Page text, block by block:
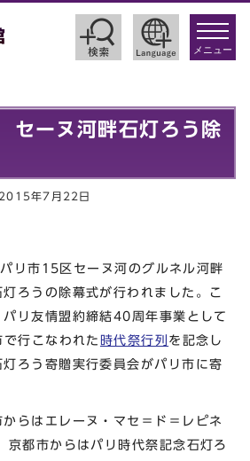
toggle
メニュー
ーヌ河畔石灯ろう除
2015年7月22日
市15区セーヌ河のグルネル河畔
ろうの除幕式が行われました。こ
リ友情盟約締結40周年事業として
行こなわれた 時代祭行列 を記念し
ろう寄贈実行委員会がパリ市に寄
らはエレーヌ・マセ＝ド＝レピネ
京都市からはパリ時代祭記念石灯ろ